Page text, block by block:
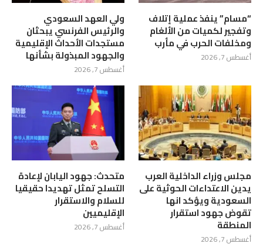
“مسام” ينفذ عملية إتلاف
وتفجير لكميات من الألغام
ومخلفات الحرب في مأرب
أغسطس 7, 2026
ولي العهد السعودي
والرئيس الفرنسي يبحثان
مستجدات الأحداث الإقليمية
والجهود المبذولة بشأنها
أغسطس 7, 2026
مجلس وزراء الداخلية العرب
يدين الاعتداءات الحوثية على
السعودية ويؤكد انها
تقوض جهود استقرار
المنطقة
أغسطس 7, 2026
متحدث: جهود اليابان لإعادة
التسلح تمثل تهديدا حقيقيا
للسلام والاستقرار
الإقليميين
أغسطس 7, 2026